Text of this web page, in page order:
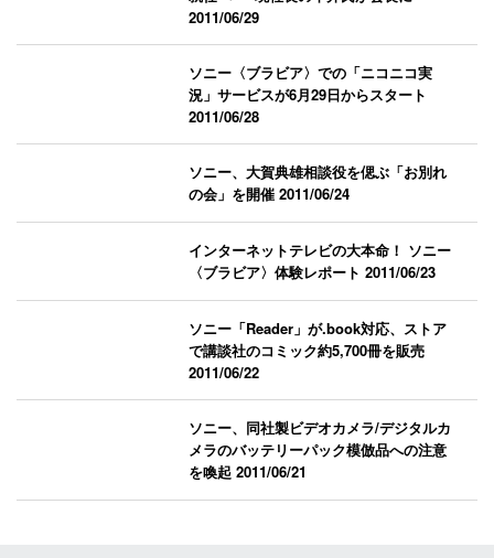
2011/06/29
ソニー〈ブラビア〉での「ニコニコ実
況」サービスが6月29日からスタート
2011/06/28
ソニー、大賀典雄相談役を偲ぶ「お別れ
の会」を開催2011/06/24
インターネットテレビの大本命！ ソニー
〈ブラビア〉体験レポート2011/06/23
ソニー「Reader」が.book対応、ストア
で講談社のコミック約5,700冊を販売
2011/06/22
ソニー、同社製ビデオカメラ/デジタルカ
メラのバッテリーパック模倣品への注意
を喚起2011/06/21